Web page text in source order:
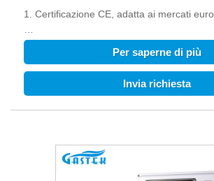
1. Certificazione CE, adatta ai mercati
2. touch screen con controllo elettronico,
3. Burner tecnologico ricco-leo, eccellente
efficienza energetica di classe A.
5. Gamma di fluttuazione dell'acqua calda:
Per saperne di più
Invia richiesta